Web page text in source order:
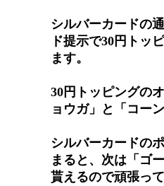
シルバーカードの
ド提示で30円トッ
ます。
30円トッピングの
ョウガ」と「コー
シルバーカードの
まると、次は「ゴ
貰えるので頑張っ